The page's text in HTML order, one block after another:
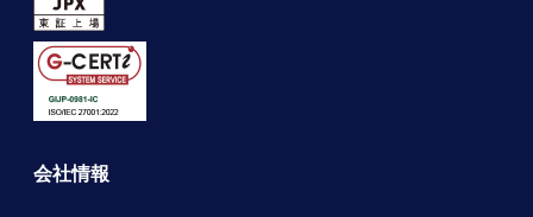
会社情報